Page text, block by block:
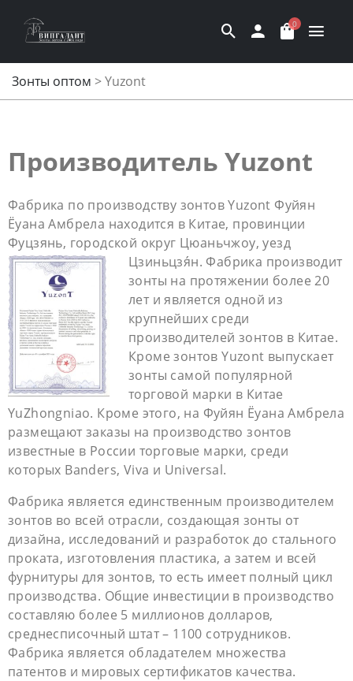
0
Зонты оптом >Yuzont
Производитель Yuzont
Фабрика по производству зонтов Yuzont Фуйян
Ёуана Амбрела находится в Китае, провинции
Фуцзянь, городской округ Цюаньчжоу, уезд
Цзиньцзя́н. Фабрика производит
зонты на протяжении более 20
лет и является одной из
крупнейших среди
производителей зонтов в Китае.
Кроме зонтов Yuzont выпускает
зонты самой популярной
торговой марки в Китае
YuZhongniao. Кроме этого, на Фуйян Ёуана Амбрела
размещают заказы на производство зонтов
известные в России торговые марки, среди
которых Banders, Viva и Universal.
Фабрика является единственным производителем
зонтов во всей отрасли, создающая зонты от
дизайна, исследований и разработок до стального
проката, изготовления пластика, а затем и всей
фурнитуры для зонтов, то есть имеет полный цикл
производства. Общие инвестиции в производство
составляю более 5 миллионов долларов,
среднесписочный штат – 1100 сотрудников.
Фабрика является обладателем множества
патентов и мировых сертификатов качества.